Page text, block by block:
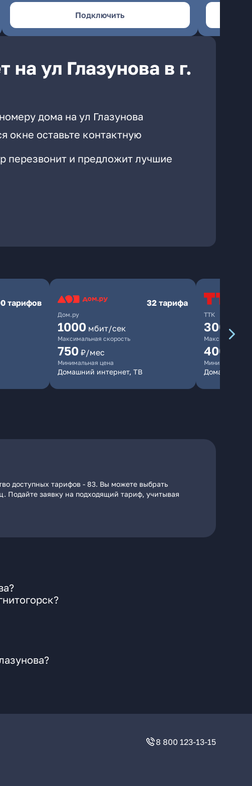
Подключить
ул Глазунова в г.
дома на ул Глазунова
окне оставьте контактную
перезвонит и предложит лучшие
тарифов
Дом.ру
32 тарифа
1000 мбит/сек
Максимальная скорость
750 ₽/мес
Минимальная цена
Домашний интернет, ТВ
ТТК
300
Максимальная
400
Минимальная
Домашний
доступных тарифов - 83. Вы можете выбрать
Подайте заявку на подходящий тариф, учитывая
8 800 123-13-15